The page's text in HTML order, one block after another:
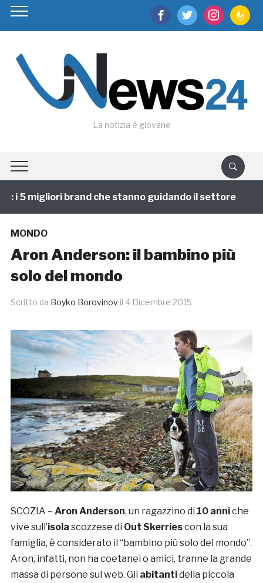
facebooktwitter instagram
La notizia è giovane
5 migliori brand che stanno guidando il settore
MONDO
Aron Anderson: il bambino più
solo del mondo
Scritto da Boyko Borovinov il 4 Dicembre 2015
SCOZIA – Aron Anderson, un ragazzino di 10 anniche
vive sull’isola scozzese di Out Skerriescon la sua
famiglia, è considerato il “bambino più solo del mondo”.
Aron, infatti, non ha coetanei o amici, tranne la grande
massa di persone sul web. Gli abitantidella piccola